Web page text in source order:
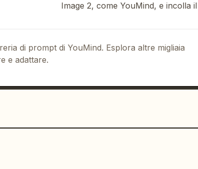
Image 2, come YouMind, e incolla
di prompt di YouMind. Esplora altre migliaia
e adattare.